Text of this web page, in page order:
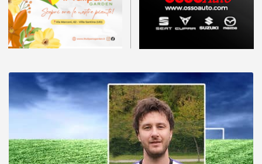
Squadre
Calendari
News
Mercato
Erreà Cup
Giovanile
Video
Fotogallery